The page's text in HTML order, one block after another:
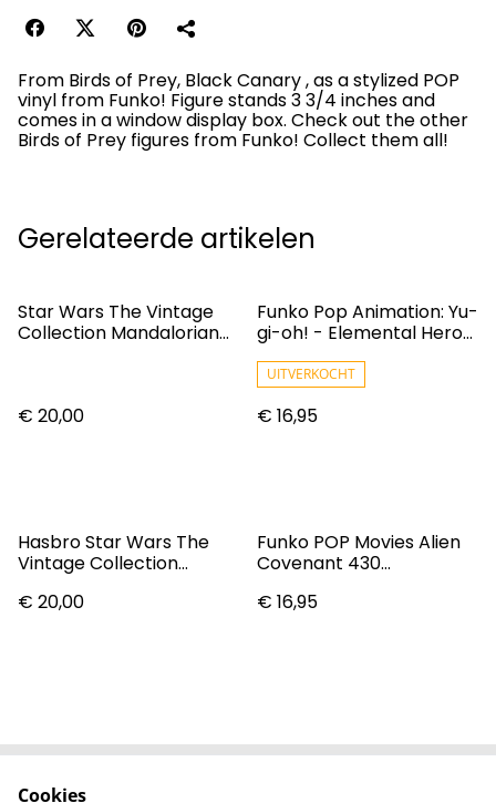
From Birds of Prey, Black Canary , as a stylized POP
vinyl from Funko! Figure stands 3 3/4 inches and
comes in a window display box. Check out the other
Birds of Prey figures from Funko! Collect them all!
Gerelateerde artikelen
Star Wars The Vintage
Collection Mandalorian
€ 20,00
Funko Pop Animation: Yu-
gi-oh! - Elemental Hero
UITVERKOCHT
€ 16,95
Hasbro Star Wars The
Vintage Collection
€ 20,00
Funko POP Movies Alien
Covenant 430
€ 16,95
Cookies